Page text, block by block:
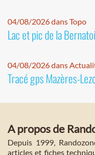
04/08/2026 dans Topo
Lac et pic de la
04/08/2026 dans
Tracé gps Mazères-
A propos de
Depuis 1999,
articles et fiches